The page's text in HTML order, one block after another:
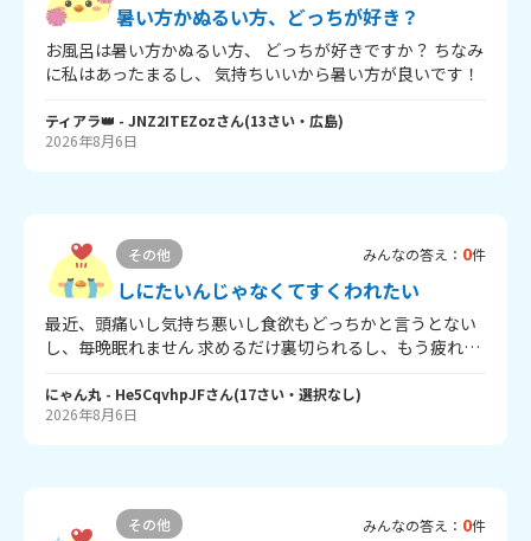
暑い方かぬるい方、どっちが好き？
お風呂は暑い方かぬるい方、 どっちが好きですか？ ちなみ
に私はあったまるし、 気持ちいいから暑い方が良いです！
ティアラ👑 - JNZ2ITEZozさん(13さい・ 広島)
2026年8月6日
その他 みんなの答え： 0件
しにたいんじゃなくてすくわれたい
最近、頭痛いし気持ち悪いし食欲もどっちかと言うとない
し、毎晩眠れません 求めるだけ裏切られるし、もう疲れま
いいんでしょうか 辛いです 何しても辛いです だから寝て
る 助けてほしい もう既に耐えきれない 蓋してかんがえな
にゃん丸 - He5CqvhpJFさん(17さい・ 選択なし)
2026年8月6日
その他 みんなの答え： 0件